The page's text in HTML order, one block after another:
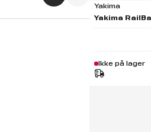
Yakima
Yakima
Ikke på lager